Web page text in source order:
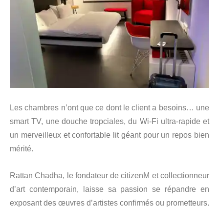
Les chambres n’ont que ce dont le client a besoins… une
smart TV, une douche tropciales, du Wi-Fi ultra-rapide et
un merveilleux et confortable lit géant pour un repos bien
mérité.
Rattan Chadha, le fondateur de citizenM et collectionneur
d’art contemporain, laisse sa passion se répandre en
exposant des œuvres d’artistes confirmés ou prometteurs.